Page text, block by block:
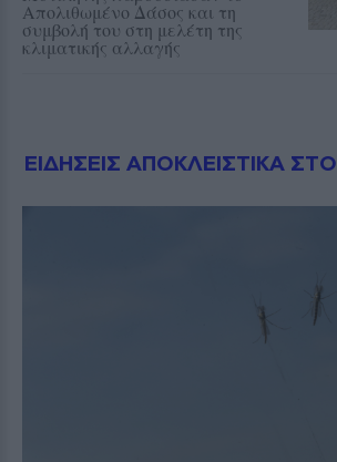
Απολιθωμένο Δάσος και τη
συμβολή του στη μελέτη της
κλιματικής αλλαγής
ΕΙΔΗΣΕΙΣ ΑΠΟΚΛΕΙΣΤΙΚΑ ΣΤΟ